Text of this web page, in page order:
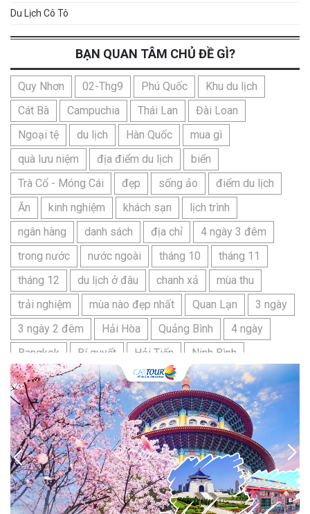
Du Lịch Cô Tô
BẠN QUAN TÂM CHỦ ĐỀ GÌ?
Quy Nhơn 02-Thg9 Phú Quốc
Khu du lịch
Cát Bà
Campuchia Thái Lan
Đài Loan
Ngoại tệ
du lịch Hàn Quốc
mua gì
quà lưu niệm
địa điểm du lịch
biển
Trà Cổ - Móng Cái
đẹp sống ảo
điểm du lịch
Ăn
kinh nghiệm khách sạn
lịch trình
ngân hàng
danh sách địa chỉ
4 ngày 3 đêm
trong nước
nước ngoài tháng 10
tháng 11
tháng 12
du lịch ở đâu chanh xả
mùa thu
trải nghiệm
mùa nào đẹp nhất Quan Lạn
3 ngày
3 ngày 2 đêm
Hải Hòa Quảng Bình
4 ngày
Bangkok
Bí quyết Hải Tiến
Ninh Bình
Nhật Bản
du lịch sầm sơn cần chuẩn bị gì
bãi tắm sấm sơn
đặc sản sầm sơn
đặc sản du lịch sầm sơn
tour du lịch 3 ngày 2 đêm
hải sản
Đảo Lan Châu
Cẩm nang du lịch Của Lò
chợ Cửa Lò
tour du lịch Cửa Lò
địa điểm du lịch Cửa Lò
Cửa Lò ở đâu
Hạ Long